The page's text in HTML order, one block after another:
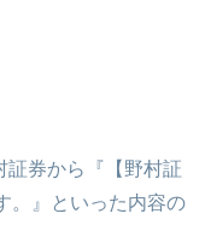
証券から『【野村証
。』といった内容の